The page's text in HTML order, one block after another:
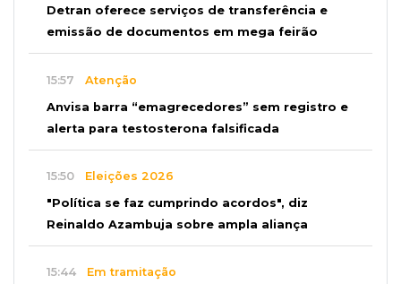
Detran oferece serviços de transferência e
emissão de documentos em mega feirão
15:57 Atenção
Anvisa barra “emagrecedores” sem registro e
alerta para testosterona falsificada
15:50 Eleições 2026
"Política se faz cumprindo acordos", diz
Reinaldo Azambuja sobre ampla aliança
15:44 Em tramitação